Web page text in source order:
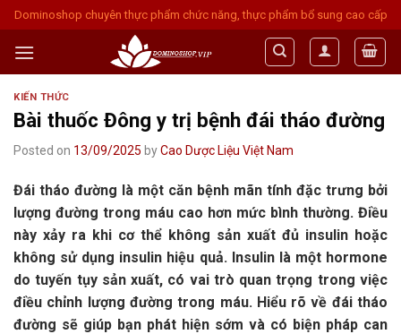
Skip
to
content
Dominoshop chuyên thực phẩm chức năng, thực phẩm bổ sung cao cấp
KIẾN THỨC
Bài thuốc Đông y trị bệnh đái tháo đường
Posted on 13/09/2025 byCao Dược Liệu Việt Nam
Đái tháo đường là một căn bệnh mãn tính đặc trưng bởi
lượng đường trong máu cao hơn mức bình thường. Điều
này xảy ra khi cơ thể không sản xuất đủ insulin hoặc
không sử dụng insulin hiệu quả. Insulin là một hormone
do tuyến tụy sản xuất, có vai trò quan trọng trong việc
điều chỉnh lượng đường trong máu. Hiểu rõ về đái tháo
đường sẽ giúp bạn phát hiện sớm và có biện pháp can